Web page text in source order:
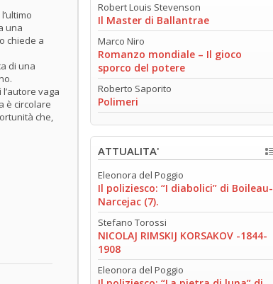
una
chiede a
di una
vaga
è circolare
che,
Robert Louis Stevenson
Il Master di Ballantrae
Marco Niro
Romanzo mondiale – Il gioco
sporco del potere
Roberto Saporito
Polimeri
ATTUALITA'
Eleonora del Poggio
Il poliziesco: “I diabolici” di Boileau-
Narcejac (7).
Stefano Torossi
NICOLAJ RIMSKIJ KORSAKOV -1844-
1908
Eleonora del Poggio